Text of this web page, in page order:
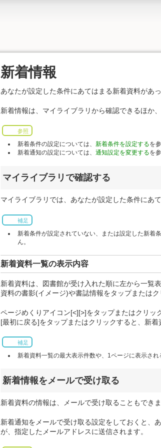
新着情報
あなたが設定した条件にあてはまる新着資料があ
新着情報は、マイライブラリから確認できるほか
参照
新着条件の設定については、新着条件を設定するを
新着通知の設定については、通知設定を変更するを
マイライブラリで確認する
マイライブラリでは、あなたが設定した条件にあ
補足
新着条件が設定されていない、または設定した新着
ん。
新着資料一覧の表示内容
新着資料は、図書館が受け入れた順に左から一覧
資料の書影(イメージ)や書誌情報をタップまたは
ページめくりアイコン[<][>]をタップまたはクリッ
[最初に戻る]をタップまたはクリックすると、新着
補足
新着資料一覧の最大表示件数や、1ページに表示さ
新着情報をメールで受け取る
新着資料の情報は、メールで受け取ることもできま
新着通知をメールで受け取る設定をしておくと、
が、指定したメールアドレスに送信されます。